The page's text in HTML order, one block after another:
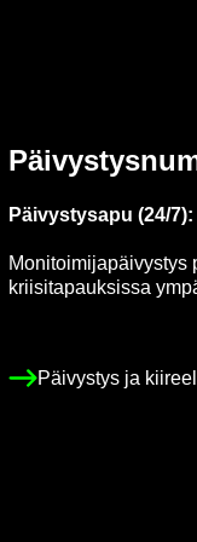
Päi­vys­tys­a­pu (24/7):
Mo­ni­toi­mi­ja­päi­vys­tys
krii­si­ta­pauk­sis­sa
Päi­vys­tys ja